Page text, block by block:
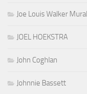
Joe Louis Walker
JOEL HOEKSTRA
John Coghlan
Johnnie Bassett